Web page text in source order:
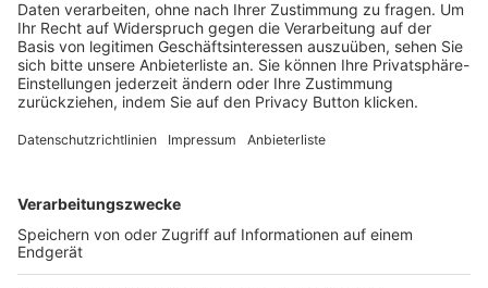
Trainerbörse
Login SpielPlus
FOLGE DEM BFV
TOP-VEREINE